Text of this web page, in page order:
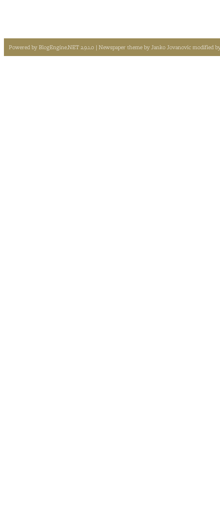
Powered byBlogEngine.NET 2.9.1.0 | Newspaper theme byJanko Jovanovicmodified